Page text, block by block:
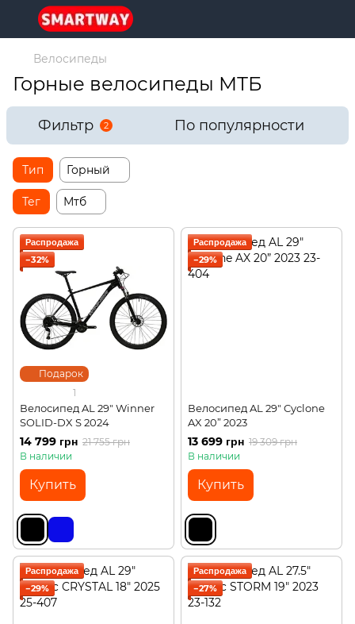
Велосипеды
Горные велосипеды МТБ
Фильтр 2 По популярности
Тип Горный
Тег Мтб
Подарок
Распродажа
−32%
1
Велосипед AL 29" Winner
SOLID-DX S 2024
14 799 грн 21 755 грн
В наличии
Купить
Распродажа
−29%
Велосипед AL 29" Cyclone
AX 20” 2023
13 699 грн 19 309 грн
В наличии
Купить
Распродажа
−29%
Распродажа
−27%